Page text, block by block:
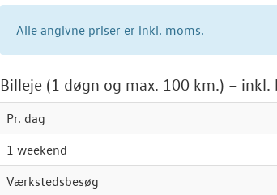
Alle angivne priser er inkl. moms.
Billeje (1 døgn og max. 100 km.) –
Pr. dag
1 weekend
Værkstedsbesøg